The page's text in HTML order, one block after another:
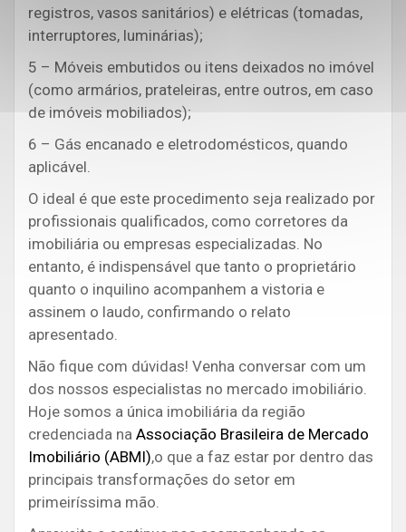
registros, vasos sanitários) e elétricas (tomadas,
interruptores, luminárias);
5 – Móveis embutidos ou itens deixados no imóvel
(como armários, prateleiras, entre outros, em caso
de imóveis mobiliados);
6 – Gás encanado e eletrodomésticos, quando
aplicável.
O ideal é que este procedimento seja realizado por
profissionais qualificados, como corretores da
imobiliária ou empresas especializadas. No
entanto, é indispensável que tanto o proprietário
quanto o inquilino acompanhem a vistoria e
assinem o laudo, confirmando o relato
apresentado.
Não fique com dúvidas! Venha conversar com um
dos nossos especialistas no mercado imobiliário.
Hoje somos a única imobiliária da região
credenciada na Associação Brasileira de Mercado
Imobiliário (ABMI),o que a faz estar por dentro das
principais transformações do setor em
primeiríssima mão.